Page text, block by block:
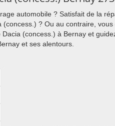
automobile ? Satisfait de la
? Ou au contraire, vous
(concess.) à Bernay et
et ses alentours.